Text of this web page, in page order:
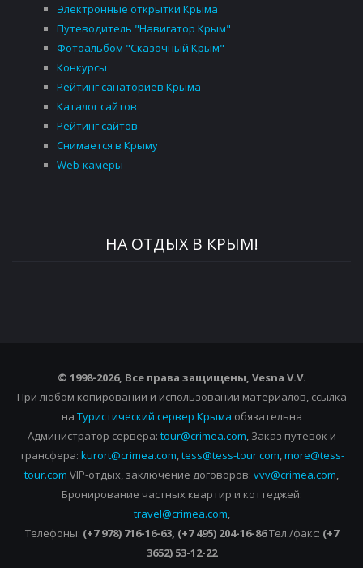
Электронные открытки Крыма
Путеводитель "Навигатор Крым"
Фотоальбом "Сказочный Крым"
Конкурсы
Рейтинг санаториев Крыма
Каталог сайтов
Рейтинг сайтов
Снимается в Крыму
Web-камеры
НА ОТДЫХ В КРЫМ!
© 1998-2026, Все права защищены, Vesna V.V.
При любом копировании и использовании материалов, ссылка
на Туристический сервер Крыма обязательна
Администратор сервера: tour@crimea.com , Заказ путевок и
трансфера: kurort@crimea.com tess@tess-tour.com more@tess-
tour.com VIP-отдых, заключение договоров: vvv@crimea.com
Бронирование частных квартир и коттеджей:
travel@crimea.com
Телефоны: (+7 978) 716-16-63, (+7 495) 204-16-86Тел./факс: (+7
3652) 53-12-22